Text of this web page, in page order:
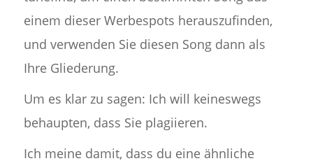
einem dieser Werbespots herauszufinden,
und verwenden Sie diesen Song dann als
Ihre Gliederung.
Um es klar zu sagen: Ich will keineswegs
behaupten, dass Sie plagiieren.
Ich meine damit, dass du eine ähnliche